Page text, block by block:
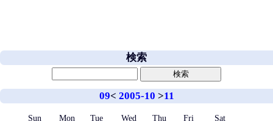
検索
09< 2005-10 >11
Sun Mon Tue Wed Thu Fri Sat